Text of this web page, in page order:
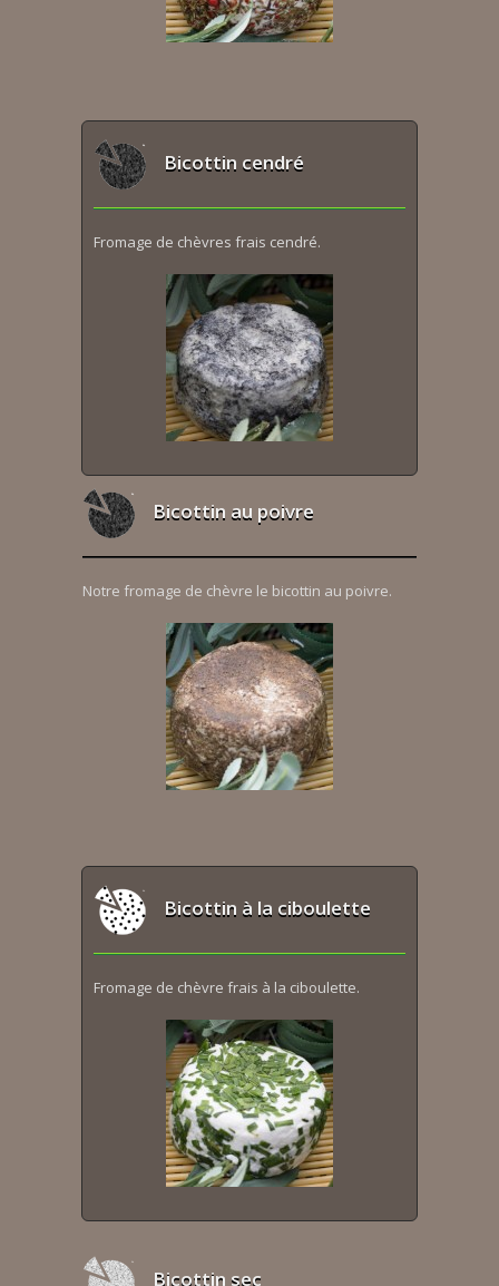
Bicottin cendré
Fromage de chèvres frais cendré.
Bicottin au poivre
Notre fromage de chèvre le bicottin au poivre.
Bicottin à la ciboulette
Fromage de chèvre frais à la ciboulette.
Bicottin sec